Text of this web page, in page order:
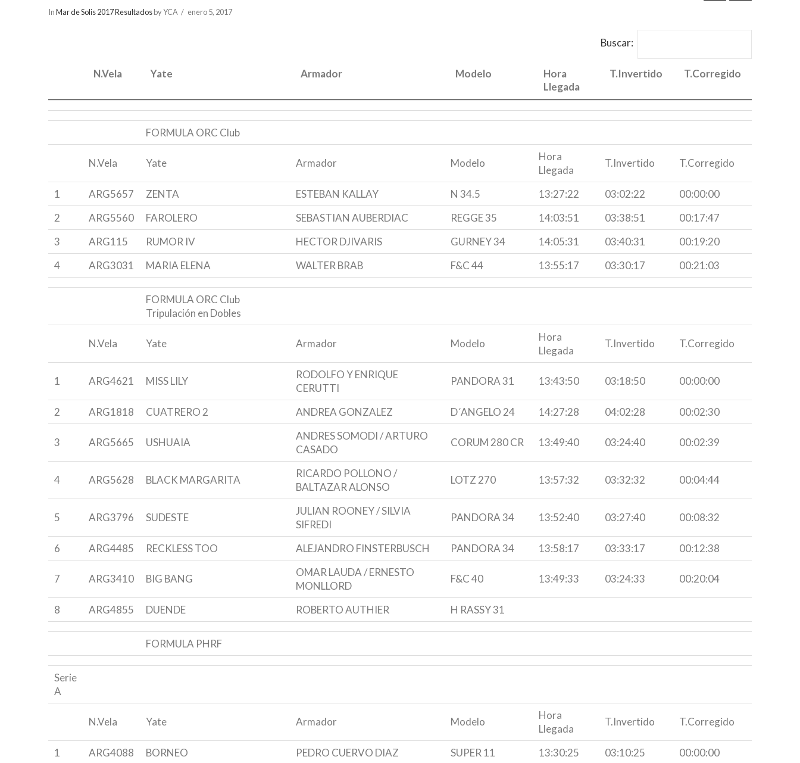
InMar de Solis 2017 Resultadosby YCA enero 5, 2017
Buscar:
N.Vela Yate Armador Modelo
Hora
Llegada
T.Invertido T.Corregido
Llegada
FORMULA ORC Club
N.Vela Yate Armador Modelo
Hora
Llegada
T.Invertido T.Corregido
1 ARG5657 ZENTA ESTEBAN KALLAY N 34.5 13:27:22 03:02:22
00:00:00
2
ARG5560 FAROLERO SEBASTIAN AUBERDIAC REGGE 35 14:03:51 03:38:51
00:17:47
3
ARG115 RUMOR IV HECTOR DJIVARIS GURNEY 34 14:05:31 03:40:31
00:19:20
4
ARG3031 MARIA ELENA WALTER BRAB F&C 44 13:55:17 03:30:17 00:21:03
FORMULA ORC Club
Tripulación en Dobles
N.Vela Yate Armador Modelo
Hora
Llegada
T.Invertido T.Corregido
1 ARG4621 MISS LILY
RODOLFO Y ENRIQUE
CERUTTI
PANDORA 31 13:43:50 03:18:50 00:00:00
2 ARG1818 CUATRERO 2 ANDREA GONZALEZ D´ANGELO 24 14:27:28 04:02:28 00:02:30
3 ARG5665 USHUAIA
ANDRES SOMODI / ARTURO
CASADO
CORUM 280 CR 13:49:40 03:24:40 00:02:39
4 ARG5628 BLACK MARGARITA
RICARDO POLLONO /
BALTAZAR ALONSO
LOTZ 270 13:57:32 03:32:32 00:04:44
5 ARG3796 SUDESTE
JULIAN ROONEY / SILVIA
SIFREDI
PANDORA 34 13:52:40 03:27:40 00:08:32
6 ARG4485 RECKLESS TOO ALEJANDRO FINSTERBUSCH PANDORA 34 13:58:17 03:33:17 00:12:38
7 ARG3410 BIG BANG
OMAR LAUDA / ERNESTO
MONLLORD
F&C 40 13:49:33 03:24:33 00:20:04
8 ARG4855 DUENDE ROBERTO AUTHIER H RASSY 31
FORMULA PHRF
Serie
A
N.Vela Yate Armador Modelo
Hora
Llegada
T.Invertido T.Corregido
1 ARG4088 BORNEO PEDRO CUERVO DIAZ SUPER 11 13:30:25 03:10:25
00:00:00